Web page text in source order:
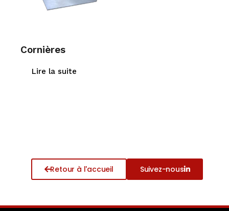
Cornières
Lire la suite
Retour à l'accueil Suivez-nous